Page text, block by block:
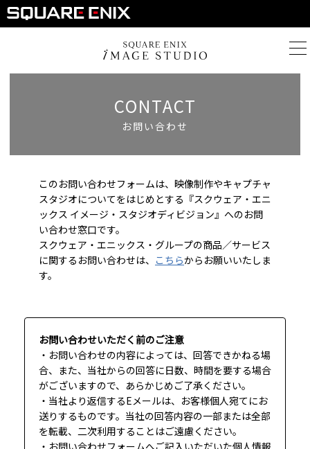
CONTACT
お問い合わせ
このお問い合わせフォームは、映像制作やキャプチャ
スタジオについてをはじめとする『スクウェア・エニ
ックス イメージ・スタジオディビジョン』へのお問
い合わせ窓口です。
スクウェア・エニックス・グループの商品／サービス
に関するお問い合わせは、 こちらからお願いいたしま
す。
お問い合わせいただく前のご注意
・お問い合わせの内容によっては、回答できかねる場
合、また、当社からの回答に日数、時間を要する場合
がございますので、あらかじめご了承ください。
・当社より返信するEメールは、お客様個人宛てにお
送りするものです。当社の回答内容の一部または全部
を転載、二次利用することはご遠慮ください。
・お問い合わせフォームへご記入いただいた個人情報